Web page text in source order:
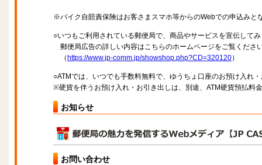
※バイク自賠責保険はお客さまスマホ等からのWebでの申込みと
○いつもご利用されている郵便局で、商品やサービスを宣伝して
郵便局広告の詳しい内容はこちらのホームページをご覧くださ
（ https://www.jp-comm.jp/showshop.php?CD=320120）
○ATMでは、いつでも手数料無料で、ゆうちょ口座のお預け入れ
※硬貨を伴うお預け入れ・お引き出しは、別途、ATM硬貨預払料
お知らせ
お問い合わせ